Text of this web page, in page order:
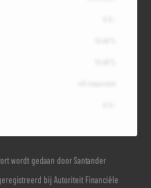
wordt gedaan door Santander
bij Autoriteit Financiële